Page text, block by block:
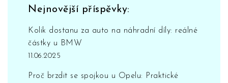
Nejnovější příspěvky:
Kolik dostanu za auto na náhradní díly: reálné
částky u BMW
11.06.2025
Proč brzdit se spojkou u Opelu: Praktické